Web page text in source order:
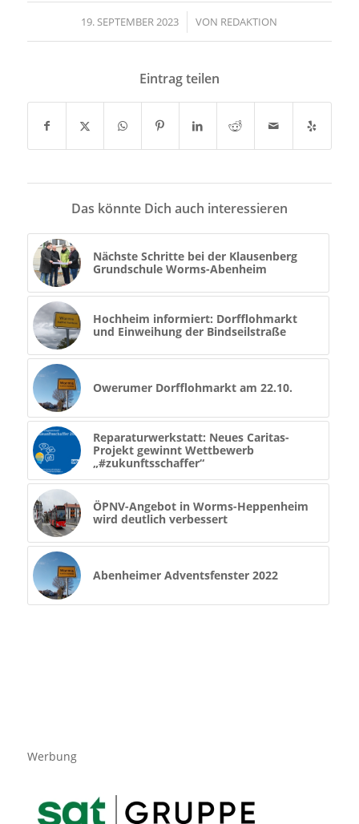
19. SEPTEMBER 2023
/ VON REDAKTION
Eintrag teilen
Das könnte Dich auch interessieren
Nächste Schritte bei der Klausenberg
Grundschule Worms-Abenheim
Hochheim informiert: Dorfflohmarkt
und Einweihung der Bindseilstraße
Owerumer Dorfflohmarkt am 22.10.
Reparaturwerkstatt: Neues Caritas-
Projekt gewinnt Wettbewerb
„#zukunftsschaffer“
ÖPNV-Angebot in Worms-Heppenheim
wird deutlich verbessert
Abenheimer Adventsfenster 2022
Werbung